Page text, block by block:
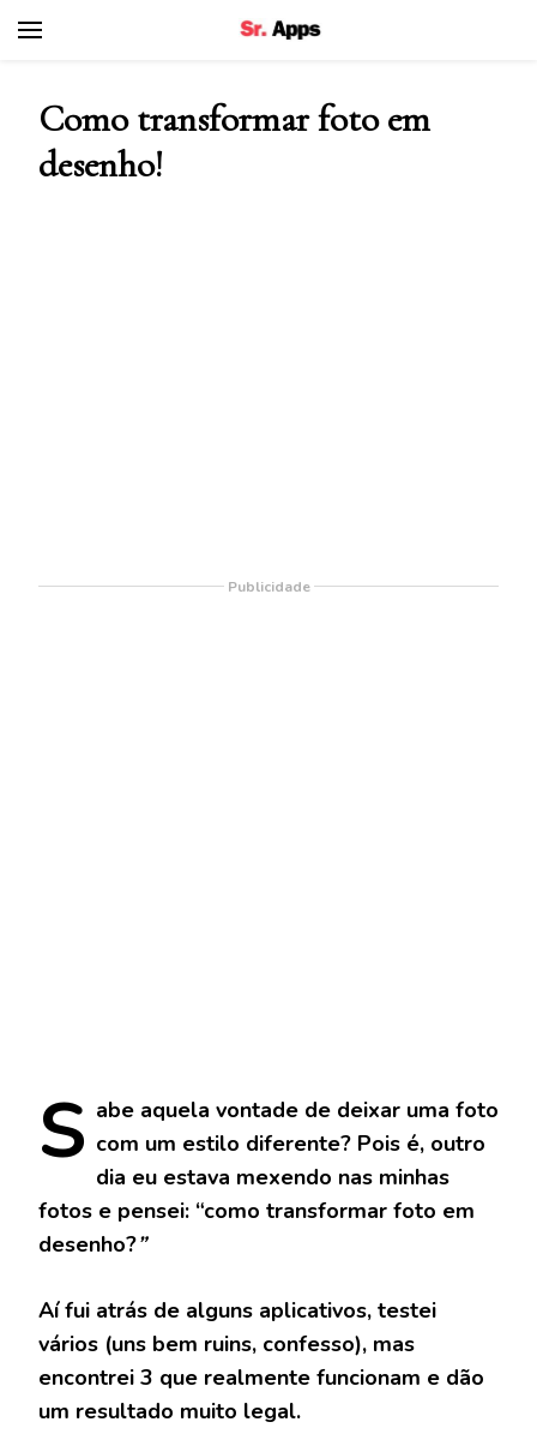
Como transformar foto em
desenho!
Publicidade
S abe aquela vontade de deixar uma foto
com um estilo diferente? Pois é, outro
dia eu estava mexendo nas minhas
fotos e pensei: “como transformar foto em
desenho?”
Aí fui atrás de alguns aplicativos, testei
vários (uns bem ruins, confesso), mas
encontrei 3 que realmente funcionam e dão
um resultado muito legal.